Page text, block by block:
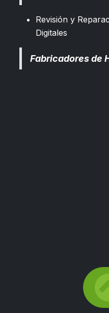
Revisión y
Digitales
Fabricadores de